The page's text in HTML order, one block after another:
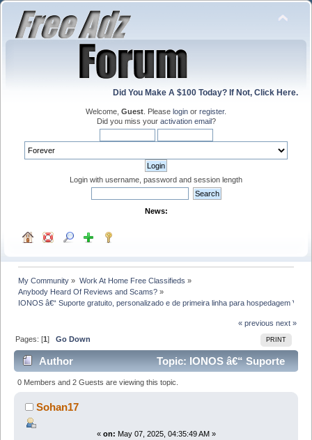
Did You Make A $100 Today? If Not, Click Here.
Welcome, Guest . Please login or register.
Did you miss your activation email?
Login with username, password and session length
News:
My Community » Work At Home Free Classifieds »
Anybody Heard Of Reviews and Scams? »
IONOS â€“ Suporte gratuito, personalizado e de primeira linha para hospedagem V
« previous next »
PRINT
Pages: [1]Go Down
Author
Topic: IONOS â€“ Suporte
gratuito, personalizado e de primeira linha para
hospedagem V (Read 4591 times)
0 Members and 2 Guests are viewing this topic.
Sohan17
« on: May 07, 2025, 04:35:49 AM »